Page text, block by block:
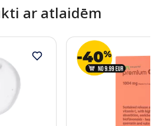
ar atlaidēm